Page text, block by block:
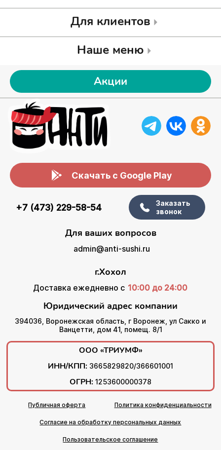
Для клиентов
Наше меню
Акции
Скачать с Google Play
+7 (473) 229-58-54
Заказать
звонок
Для ваших вопросов
admin@anti-sushi.ru
г.Хохол
Доставка ежедневно с 10:00 до 24:00
Юридический адрес компании
394036, Воронежская область, г Воронеж, ул Сакко и
Ванцетти, дом 41, помещ. 8/1
ООО «ТРИУМФ»
ИНН/КПП: 3665829820/366601001
ОГРН: 1253600000378
Публичная оферта Политика конфиденциальности
Согласие на обработку персональных данных
Пользовательское соглашение